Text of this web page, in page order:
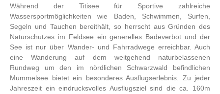
Während der Titisee für Sportive zahlreiche
Wassersportmöglichkeiten wie Baden, Schwimmen, Surfen,
Segeln und Tauchen bereithält, so herrscht aus Gründen des
Naturschutzes im Feldsee ein generelles Badeverbot und der
See ist nur über Wander- und Fahrradwege erreichbar. Auch
eine Wanderung auf dem weitgehend naturbelassenen
Rundweg um den im nördlichen Schwarzwald befindlichen
Mummelsee bietet ein besonderes Ausflugserlebnis. Zu jeder
Jahreszeit ein eindrucksvolles Ausflugsziel sind die ca. 160m